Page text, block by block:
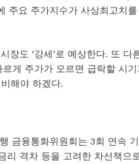
주요 주가지수가 사상최고치
장도 ‘강세’로 예상한다. 또
게 주가가 오르면 급락할 시
해야 하겠다.
금융통화위원회는 3회 연속
리 격차 등을 고려한 차선책으